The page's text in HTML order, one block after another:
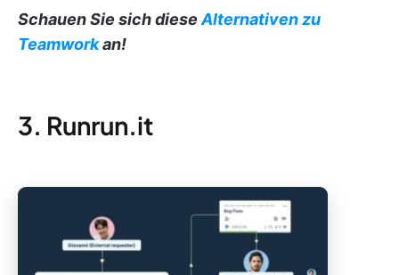
Schauen Sie sich diese Alternativen zu
Teamworkan!
3. Runrun.it